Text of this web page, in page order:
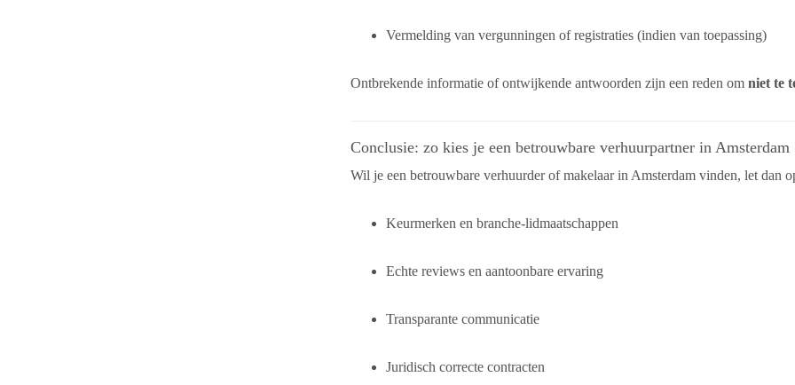
Vermelding van vergunningen of registraties (indien van toepassing)
Ontbrekende informatie of ontwijkende antwoorden zijn een reden om niet te
Conclusie: zo kies je een betrouwbare verhuurpartner in Amsterdam
Wil je een betrouwbare verhuurder of makelaar in Amsterdam vinden, let dan
Keurmerken en branche-lidmaatschappen
Echte reviews en aantoonbare ervaring
Transparante communicatie
Juridisch correcte contracten